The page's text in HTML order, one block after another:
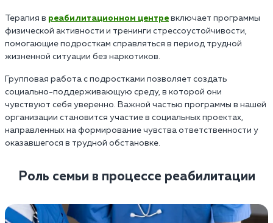
Терапия в реабилитационном центре включает программы
физической активности и тренинги стрессоустойчивости,
помогающие подросткам справляться в период трудной
жизненной ситуации без наркотиков.
Групповая работа с подростками позволяет создать
социально-поддерживающую среду, в которой они
чувствуют себя уверенно. Важной частью программы в нашей
организации становится участие в социальных проектах,
направленных на формирование чувства ответственности у
оказавшегося в трудной обстановке.
Роль семьи в процессе реабилитации